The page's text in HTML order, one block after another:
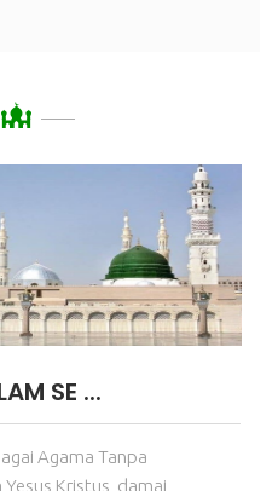
SE ...
Agama Tanpa
Kristus, damai